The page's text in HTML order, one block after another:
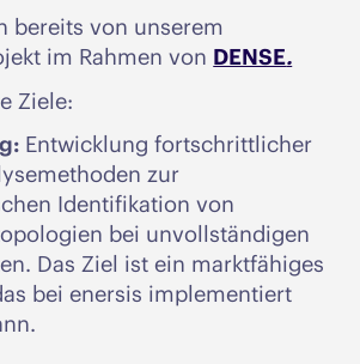
bereits von unserem
im Rahmen von DENSE.
Ziele:
Entwicklung fortschrittlicher
zur
Identifikation von
bei unvollständigen
Das Ziel ist ein marktfähiges
bei enersis implementiert